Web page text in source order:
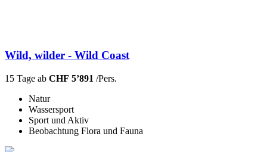
Wild, wilder - Wild Coast
15 Tage ab CHF 5’891 /Pers.
Natur
Wassersport
Sport und Aktiv
Beobachtung Flora und Fauna